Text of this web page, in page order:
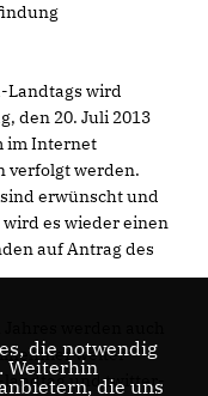
Landtags wird
den 20. Juli 2013
im Internet
verfolgt werden.
erwünscht und
es wieder einen
auf Antrag des
weiter
landtag und twitter-
die notwendig
Weiterhin
die uns